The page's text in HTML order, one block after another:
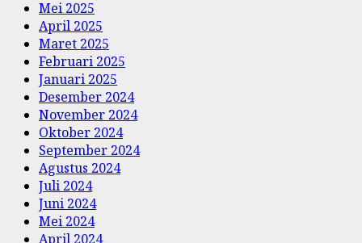
Mei 2025
April 2025
Maret 2025
Februari 2025
Januari 2025
Desember 2024
November 2024
Oktober 2024
September 2024
Agustus 2024
Juli 2024
Juni 2024
Mei 2024
April 2024